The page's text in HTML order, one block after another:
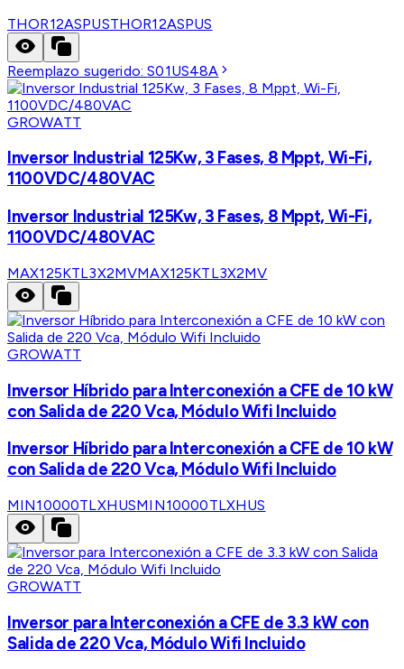
THOR12ASPUSTHOR12ASPUS
Reemplazo sugerido:S01US48A
GROWATT
Inversor Industrial 125Kw, 3 Fases, 8 Mppt, Wi-Fi,
1100VDC/480VAC
Inversor Industrial 125Kw, 3 Fases, 8 Mppt, Wi-Fi,
1100VDC/480VAC
MAX125KTL3X2MVMAX125KTL3X2MV
GROWATT
Inversor Híbrido para Interconexión a CFE de 10 kW
con Salida de 220 Vca, Módulo Wifi Incluido
Inversor Híbrido para Interconexión a CFE de 10 kW
con Salida de 220 Vca, Módulo Wifi Incluido
MIN10000TLXHUSMIN10000TLXHUS
GROWATT
Inversor para Interconexión a CFE de 3.3 kW con
Salida de 220 Vca, Módulo Wifi Incluido